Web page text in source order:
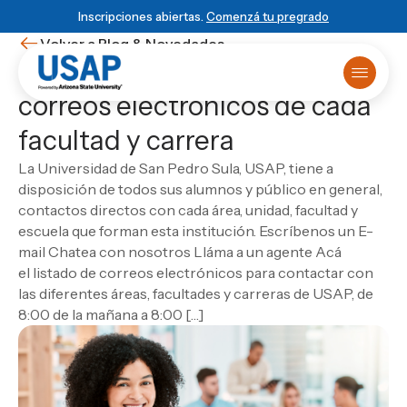
Inscripciones abiertas. Comenzá tu pregrado
Primer ingreso
Sobre USAP
Powered by ASU
Blog & Novedades
Matricula virtual
Campus Virtual
Biblioteca
USAP Plus
DUX
Matricularme Ahora
ESCUELA
Escuela de Ciencias Informáticas
Escuela de Ciencias de la Administración y los
Negocios
Escuela de Ciencias Industriales
Escuela de Mercadotecnia
Escuela de Diseño
Escuela de Turismo y Lenguas Extranjeras
Escuela de Ciencias Agronómicas
¿Ya sabés que estudiar?
Matrículas online
Primer Ingreso
Traslado universitario
Reuniones informativas
Test de orientación
Solicitá más información
HISTORIA USAP
Historia de USAP
Educación STEM
Liderazgo y normas
Cátedra Rafael Heliodoro Valle
DUX Escuela de Negocios y Gobierno en
Honduras
VIDA USAP
Vida estudiantil
Beneficios
Calendario académico
Consultorio jurídico
POWERED BY ASU
Arizona State University
Programa 4+1
Vinculación Externa
Empezálocal, graduate
global
Conocé el programa 4+1
BLOG & NOVEDADES
Blog
Noticias
Eventos
Novedades
Ver todas las entradas
Novedad
Las carreras más visionarias
Leer artículo
Volver a Blog & Novedades
Contactos USAP: listado de
correos electrónicos de cada
facultad y carrera
La Universidad de San Pedro Sula, USAP, tiene a
disposición de todos sus alumnos y público en general,
contactos directos con cada área, unidad, facultad y
escuela que forman esta institución. Escríbenos un E-
mail Chatea con nosotros Lláma a un agente Acá
el listado de correos electrónicos para contactar con
las diferentes áreas, facultades y carreras de USAP, de
8:00 de la mañana a 8:00 […]